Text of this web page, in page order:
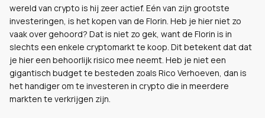
wereld van crypto is hij zeer actief. Eén van zijn grootste
investeringen, is het kopen van de Florin. Heb je hier niet zo
vaak over gehoord? Dat is niet zo gek, want de Florin is in
slechts een enkele cryptomarkt te koop. Dit betekent dat dat
je hier een behoorlijk risico mee neemt. Heb je niet een
gigantisch budget te besteden zoals Rico Verhoeven, dan is
het handiger om te investeren in crypto die in meerdere
markten te verkrijgen zijn.